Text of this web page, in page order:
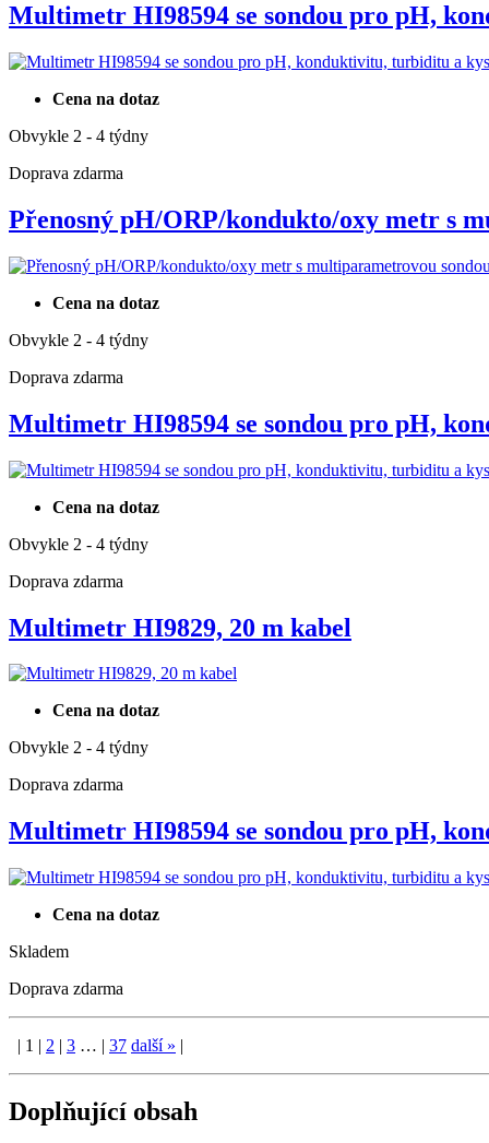
Multimetr HI98594 se sondou pro pH,
Cena na dotaz
Obvykle 2 - 4 týdny
Doprava zdarma
Přenosný pH/ORP/kondukto/oxy metr s
Cena na dotaz
Obvykle 2 - 4 týdny
Doprava zdarma
Multimetr HI98594 se sondou pro pH,
Cena na dotaz
Obvykle 2 - 4 týdny
Doprava zdarma
Multimetr HI9829, 20 m kabel
Cena na dotaz
Obvykle 2 - 4 týdny
Doprava zdarma
Multimetr HI98594 se sondou pro pH,
Cena na dotaz
Skladem
Doprava zdarma
| 1 | 2 | 3 … | 37 další» |
Doplňující obsah